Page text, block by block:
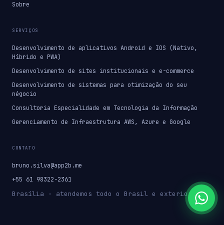
Sobre
SERVIÇOS
Desenvolvimento de aplicativos Android e IOS (Nativo,
Híbrido e PWA)
Desenvolvimento de sites institucionais e e-commerce
Desenvolvimento de sistemas para otimização do seu
négocio
Consultoria Especialidade em Tecnologia da Informação
Gerenciamento de Infraestrutura AWS, Azure e Google
CONTATO
bruno.silva@app2b.me
+55 61 98322-2361
Brasília · atendemos todo o Brasil e exterior